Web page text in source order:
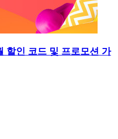
할인 코드 및 프로모션 가